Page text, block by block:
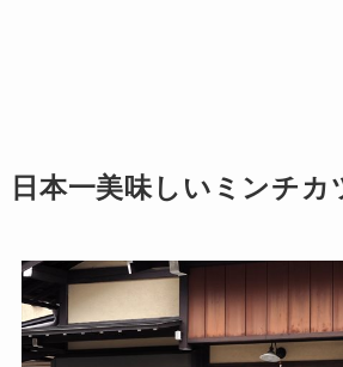
日本一美味しいミンチカ